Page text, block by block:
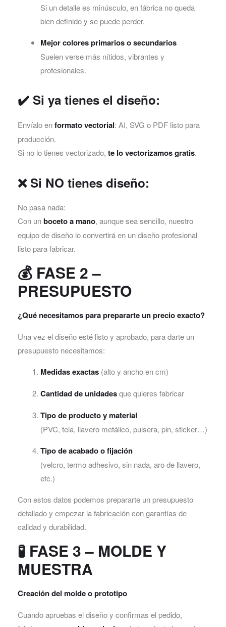
Si un detalle es minúsculo, en fábrica no queda
bien definido y se puede perder.
Mejor colores primarios o secundarios
Suelen verse más nítidos, vibrantes y
profesionales.
✔️ Si ya tienes el diseño:
Envíalo enformato vectorial: AI, SVG o PDF listo para
producción.
Si no lo tienes vectorizado, te lo vectorizamos gratis.
❌ Si NO tienes diseño:
No pasa nada:
Con unboceto a mano, aunque sea sencillo, nuestro
equipo de diseño lo convertirá en un diseño profesional
listo para fabricar.
💰 FASE 2 –
PRESUPUESTO
¿Qué necesitamos para prepararte un precio exacto?
Una vez el diseño esté listo y aprobado, para darte un
presupuesto necesitamos:
Medidas exactas (alto y ancho en cm)
Cantidad de unidadesque quieres fabricar
Tipo de producto y material
(PVC, tela, llavero metálico, pulsera, pin, sticker…)
Tipo de acabado o fijación
(velcro, termo adhesivo, sin nada, aro de llavero,
etc.)
Con estos datos podemos prepararte un presupuesto
detallado y empezar la fabricación con garantías de
calidad y durabilidad.
🧪 FASE 3 – MOLDE Y
MUESTRA
Creación del molde o prototipo
Cuando apruebas el diseño y confirmas el pedido,